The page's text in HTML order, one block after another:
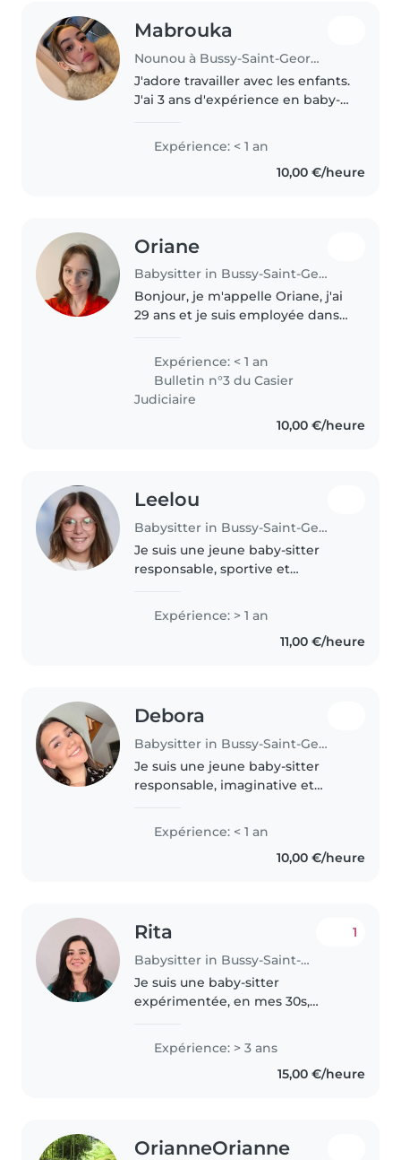
Mabrouka
Nounou à Bussy-Saint-Georges
J'adore travailler avec les enfants.
J'ai 3 ans d'expérience en baby-
J'ai également de l'expérience
Expérience: < 1 an
10,00 €/heure
Oriane
Babysitter in Bussy-Saint-Georges
Bonjour, je m'appelle Oriane, j'ai
29 ans et je suis employée dans
consacrer mes deux jours de
repos (les lundis et mardis) à la
garde d'enfants. Je..
Expérience: < 1 an
Bulletin n°3 du Casier
Judiciaire
10,00 €/heure
Leelou
Babysitter in Bussy-Saint-Georges
Je suis une jeune baby-sitter
responsable, sportive et
d'expérience en garde d'enfants
et d'entraîneuse en athlétisme,
principalement avec des
Expérience: > 1 an
11,00 €/heure
Debora
Babysitter in Bussy-Saint-Georges
Je suis une jeune baby-sitter
responsable, imaginative et
vos enfants avec soin et
enthousiasme. Je parle
couramment l'albanais, l'anglais,
Expérience: < 1 an
10,00 €/heure
Rita
Babysitter in Bussy-Saint-Georges
1
Je suis une baby-sitter
expérimentée, en mes 30s,
l'arabe et le français. Avec 3 ans
d'expérience, j'ai pris soin
d'enfants de tous âges, des
Expérience: > 3 ans
15,00 €/heure
OrianneOrianne